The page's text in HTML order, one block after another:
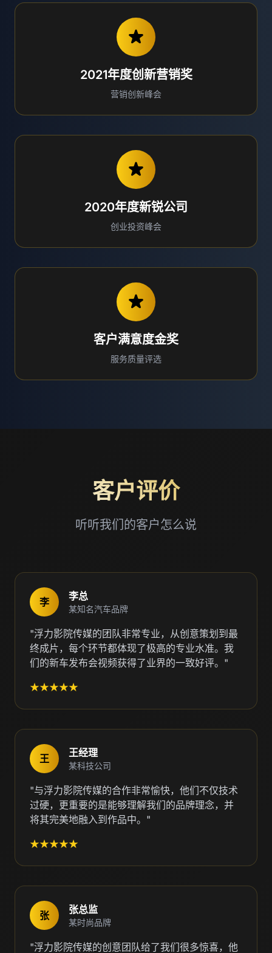
2021年度创新营销奖
营销创新峰会
2020年度新锐公司
创业投资峰会
客户满意度金奖
服务质量评选
客户评价
听听我们的客户怎么说
李 李总
某知名汽车品牌
"浮力影院传媒的团队非常专业，从创意策划到最
终成片，每个环节都体现了极高的专业水准。我
们的新车发布会视频获得了业界的一致好评。"
★★★★★
王 王经理
某科技公司
"与浮力影院传媒的合作非常愉快，他们不仅技术
过硬，更重要的是能够理解我们的品牌理念，并
将其完美地融入到作品中。"
★★★★★
张 张总监
某时尚品牌
"浮力影院传媒的创意团队给了我们很多惊喜，他